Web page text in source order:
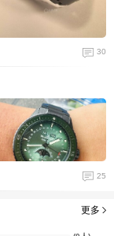
30
25
更多